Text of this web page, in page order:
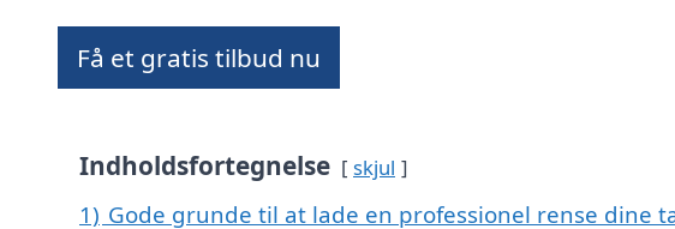
Få et gratis tilbud nu
Indholdsfortegnelse skjul
1) Gode grunde til at lade en professionel rense dine